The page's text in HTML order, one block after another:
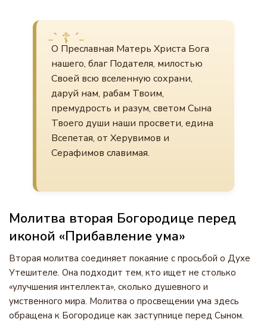
О Преславная Матерь Христа Бога
нашего, благ Подателя, милостью
Своей всю вселенную сохрани,
даруй нам, рабам Твоим,
премудрость и разум, светом Сына
Твоего души наши просвети, едина
Всепетая, от Херувимов и
Серафимов славимая.
Молитва вторая Богородице перед
иконой «Прибавление ума»
Вторая молитва соединяет покаяние с просьбой о Духе
Утешителе. Она подходит тем, кто ищет не столько
«улучшения интеллекта», сколько душевного и
умственного мира. Молитва о просвещении ума здесь
обращена к Богородице как заступнице перед Сыном.